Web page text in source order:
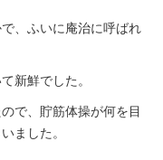
、ふいに庵治に呼ばれ
新鮮でした。
で、貯筋体操が何を目
ました。